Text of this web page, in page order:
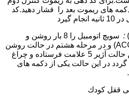
های ريموت بعد را فشار دهيد.كد
:
سويچ اتومبيل را 8 بار روشن و
خاموش نموده (ACC ON-OFF) و در مرحله هشتم در حالت روشن
نگه داريد.(ACC ON) در اين حالت آژير 5 علامت فرستاده و چراغ
در اين حالت يكی از دكمه های